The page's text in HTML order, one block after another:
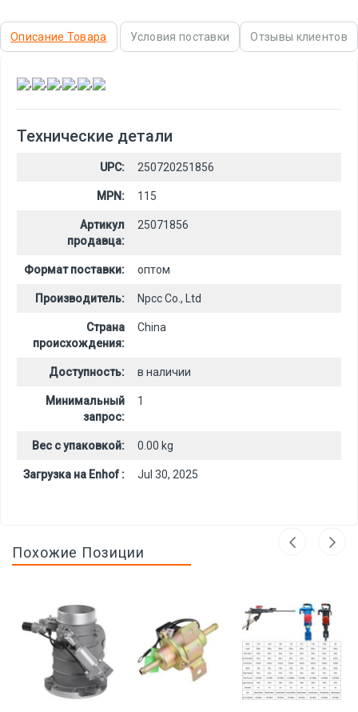
Описание Товара Условия поставки Отзывы клиентов
, , , , ,
Технические детали
UPC: 250720251856
MPN: 115
Артикул
продавца:
25071856
Формат поставки: оптом
Производитель: Npcc Co., Ltd
Страна
происхождения:
China
Доступность: в наличии
Минимальный
запрос:
1
Вес с упаковкой: 0.00 kg
Загрузка на Enhof : Jul 30, 2025
Похожие Позиции